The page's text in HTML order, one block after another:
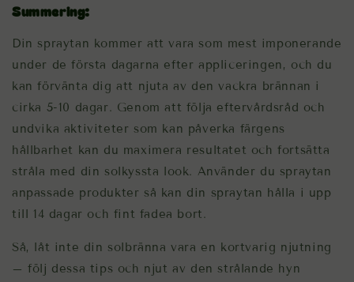
Summering:
Din spraytan kommer att vara som mest imponerande
under de första dagarna efter appliceringen, och du
kan förvänta dig att njuta av den vackra brännan i
cirka 5-10 dagar. Genom att följa eftervårdsråd och
undvika aktiviteter som kan påverka färgens
hållbarhet kan du maximera resultatet och fortsätta
stråla med din solkyssta look. Använder du spraytan
anpassade produkter så kan din spraytan hålla i upp
till 14 dagar och fint fadea bort.
Så, låt inte din solbränna vara en kortvarig njutning
– följ dessa tips och njut av den strålande hyn